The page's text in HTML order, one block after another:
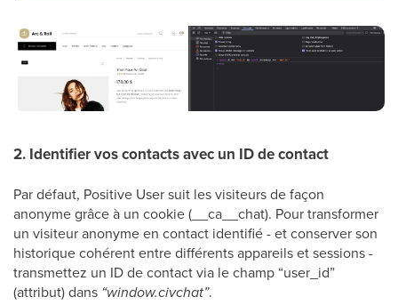
2. Identifier vos contacts avec un ID de contact
Par défaut, Positive User suit les visiteurs de façon
anonyme grâce à un cookie (__ca__chat). Pour transformer
un visiteur anonyme en contact identifié - et conserver son
historique cohérent entre différents appareils et sessions -
transmettez un ID de contact via le champ “user_id”
(attribut) dans “window.civchat”.